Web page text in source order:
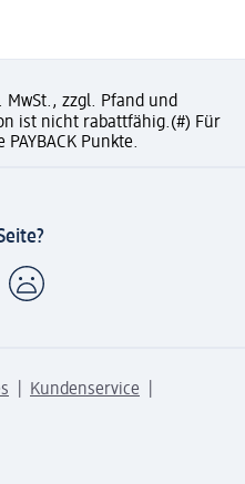
zzgl. Pfand und
ist nicht rabattfähig.(#) Für
Punkte.
Kundenservice